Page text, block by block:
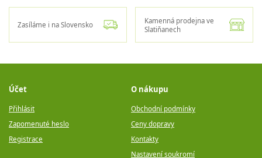
Zasíláme i na Slovensko
Kamenná prodejna ve
Slatiňanech
Účet
Přihlásit
Zapomenuté heslo
Registrace
O nákupu
Obchodní podmínky
Ceny dopravy
Kontakty
Nastavení soukromí